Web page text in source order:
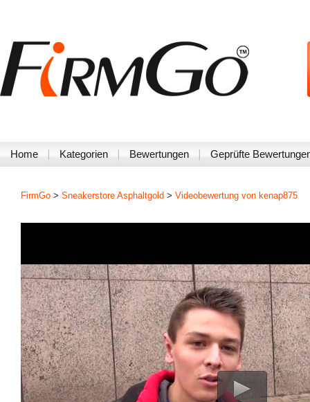
Home Kategorien Bewertungen Geprüfte
FirmGo > Sneakerstore Asphaltgold > Videobewertung von kenap875